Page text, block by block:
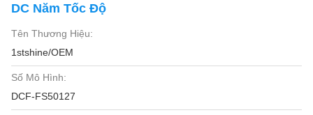
DC Năm Tốc Độ
Tên Thương Hiệu:
1stshine/OEM
Số Mô Hình:
DCF-FS50127